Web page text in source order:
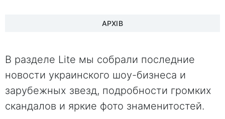
АРХІВ
В разделе Lite мы собрали последние
новости украинского шоу-бизнеса и
зарубежных звезд, подробности громких
скандалов и яркие фото знаменитостей.